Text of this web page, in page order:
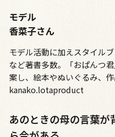
モデル
香菜子さん
モデル活動に加えスタイル
など著書多数。「おぱんつ
案し、絵本やぬいぐるみ、
kanako.lotaproduct
あのときの母の言葉が